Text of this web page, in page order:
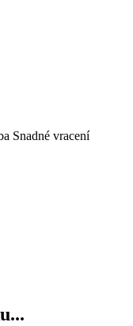
Snadné vracení